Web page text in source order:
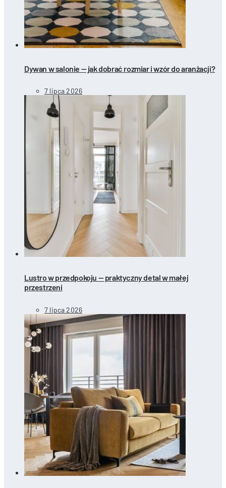
Dywan w salonie — jak dobrać rozmiar i wzór do aranżacji?
7 lipca 2026
Lustro w przedpokoju — praktyczny detal w małej
przestrzeni
7 lipca 2026